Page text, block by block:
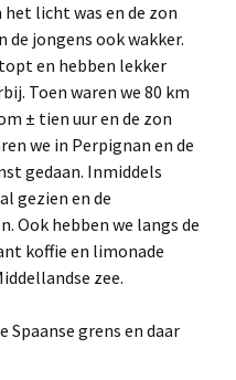
licht was en de zon
de jongens ook wakker.
en hebben lekker
Toen waren we 80 km
± tien uur en de zon
we in Perpignan en de
gedaan. Inmiddels
gezien en de
Ook hebben we langs de
koffie en limonade
zee.
Spaanse grens en daar